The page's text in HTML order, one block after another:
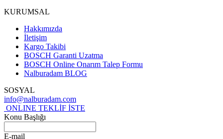
KURUMSAL
Hakkımızda
İletişim
Kargo Takibi
BOSCH Garanti Uzatma
BOSCH Online Onarım Talep Formu
Nalburadam BLOG
SOSYAL
info@nalburadam.com
ONLINE TEKLİF İSTE
Konu Başlığı
E-mail